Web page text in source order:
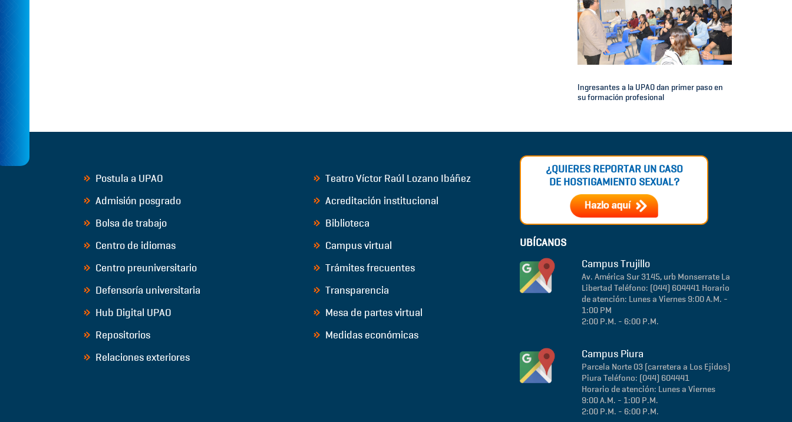
Ingresantes a la UPAO dan primer paso en
su formación profesional
Postula a UPAO
Admisión posgrado
Bolsa de trabajo
Centro de idiomas
Centro preuniversitario
Defensoría universitaria
Hub Digital UPAO
Repositorios
Relaciones exteriores
Teatro Víctor Raúl Lozano Ibáñez
Acreditación institucional
Biblioteca
Campus virtual
Trámites frecuentes
Transparencia
Mesa de partes virtual
Medidas económicas
¿QUIERES REPORTAR UN CASO
DE HOSTIGAMIENTO SEXUAL?
UBÍCANOS
Campus Trujillo
Av. América Sur 3145, urb Monserrate La
Libertad Teléfono: (044) 604441 Horario
de atención: Lunes a Viernes 9:00 A.M. -
1:00 PM
2:00 P.M. - 6:00 P.M.
Campus Piura
Parcela Norte 03 (carretera a Los Ejidos)
Piura Teléfono: (044) 604441
Horario de atención: Lunes a Viernes
9:00 A.M. - 1:00 P.M.
2:00 P.M. - 6:00 P.M.